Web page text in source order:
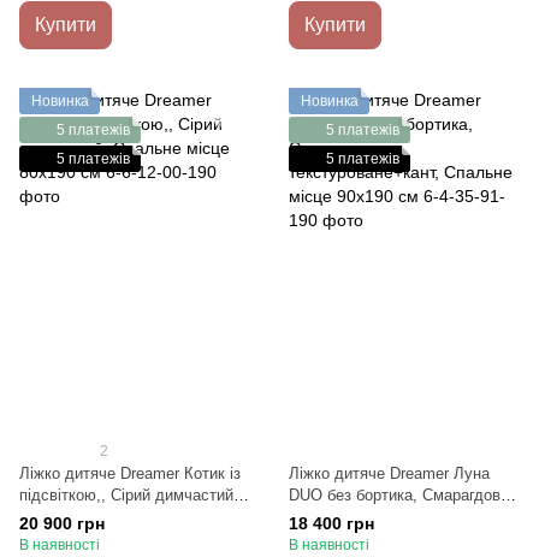
Купити Купити
Новинка
5 платежів
5 платежів
2
Ліжко дитяче Dreamer Котик із
підсвіткою,, Сірий димчастий,
Спальне місце 80х190 см
20 900 грн
В наявності
Новинка
5 платежів
5 платежів
Ліжко дитяче Dreamer Луна
DUO без бортика, Смарагдове
текстуроване+кант, Спальне
місце 90х190 см
18 400 грн
В наявності